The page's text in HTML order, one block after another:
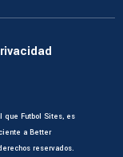
que Futbol Sites, es
a Better
reservados.